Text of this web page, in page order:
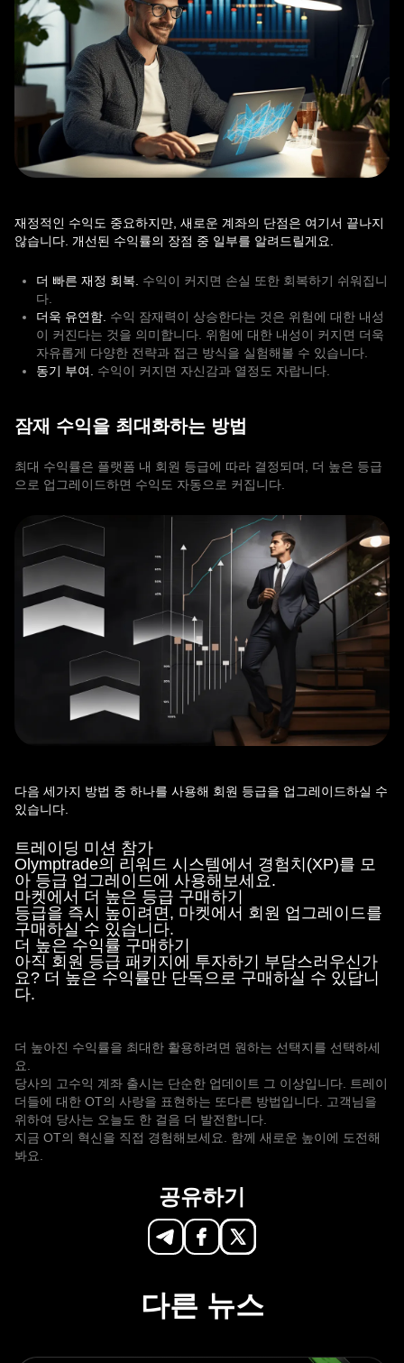
재정적인 수익도 중요하지만, 새로운 계좌의 단점은 여기서 끝나지
않습니다. 개선된 수익률의 장점 중 일부를 알려드릴게요.
더 빠른 재정 회복. 수익이 커지면 손실 또한 회복하기 쉬워집니
다.
더욱 유연함. 수익 잠재력이 상승한다는 것은 위험에 대한 내성
이 커진다는 것을 의미합니다. 위험에 대한 내성이 커지면 더욱
자유롭게 다양한 전략과 접근 방식을 실험해볼 수 있습니다.
동기 부여. 수익이 커지면 자신감과 열정도 자랍니다.
잠재 수익을 최대화하는 방법
최대 수익률은 플랫폼 내 회원 등급에 따라 결정되며, 더 높은 등급
으로 업그레이드하면 수익도 자동으로 커집니다.
다음 세가지 방법 중 하나를 사용해 회원 등급을 업그레이드하실 수
있습니다.
트레이딩 미션 참가
Olymptrade의 리워드 시스템에서 경험치(XP)를 모
아 등급 업그레이드에 사용해보세요.
마켓에서 더 높은 등급 구매하기
등급을 즉시 높이려면, 마켓에서 회원 업그레이드를
구매하실 수 있습니다.
더 높은 수익률 구매하기
아직 회원 등급 패키지에 투자하기 부담스러우신가
요? 더 높은 수익률만 단독으로 구매하실 수 있답니
다.
더 높아진 수익률을 최대한 활용하려면 원하는 선택지를 선택하세
요.
당사의 고수익 계좌 출시는 단순한 업데이트 그 이상입니다. 트레이
더들에 대한 OT의 사랑을 표현하는 또다른 방법입니다. 고객님을
위하여 당사는 오늘도 한 걸음 더 발전합니다.
지금 OT의 혁신을 직접 경험해보세요. 함께 새로운 높이에 도전해
봐요.
공유하기
다른 뉴스